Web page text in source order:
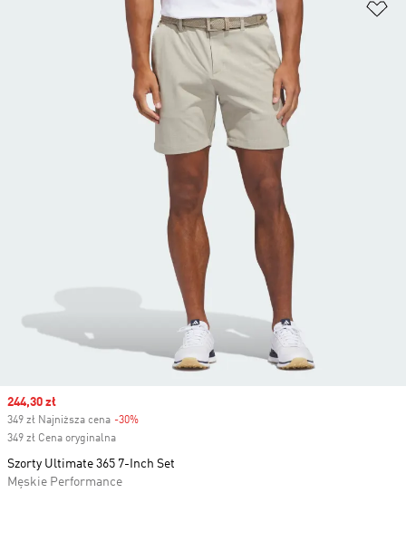
Sale price
244,30 zł
349 zł Najniższa cena -30%
349 zł Cena oryginalna
Szorty Ultimate 365 7-Inch Set
Męskie Performance